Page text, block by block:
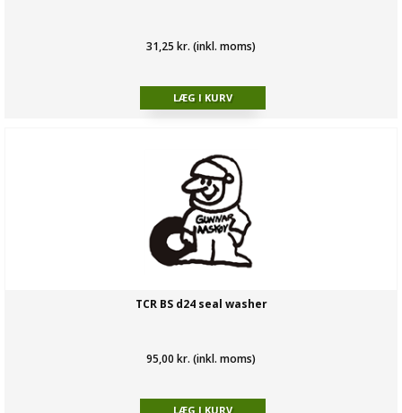
31,25 kr. (inkl. moms)
TCR BS d24 seal washer
95,00 kr. (inkl. moms)